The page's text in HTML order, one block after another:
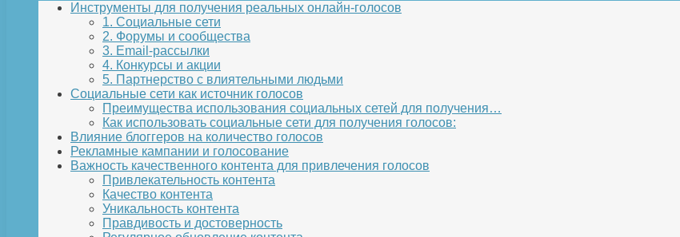
Инструменты для получения реальных онлайн-голосов
1. Социальные сети
2. Форумы и сообщества
3. Email-рассылки
4. Конкурсы и акции
5. Партнерство с влиятельными людьми
Социальные сети как источник голосов
Преимущества использования социальных сетей для получения…
Как использовать социальные сети для получения голосов:
Влияние блоггеров на количество голосов
Рекламные кампании и голосование
Важность качественного контента для привлечения голосов
Привлекательность контента
Качество контента
Уникальность контента
Правдивость и достоверность